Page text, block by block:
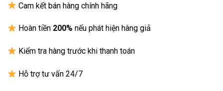
0.0
là:
6.000.000₫.
5.400.000₫.
Cam kết bán hàng chính hãng
Hoàn tiền 200% nếu phát hiện hàng giả
Kiểm tra hàng trước khi thanh toán
Hỗ trợ tư vấn 24/7